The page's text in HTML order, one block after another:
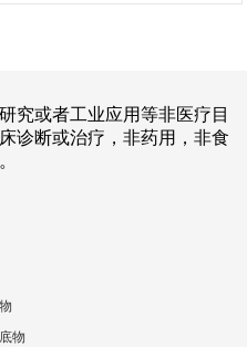
究或者工业应用等非医疗目
诊断或治疗，非药用，非食
物